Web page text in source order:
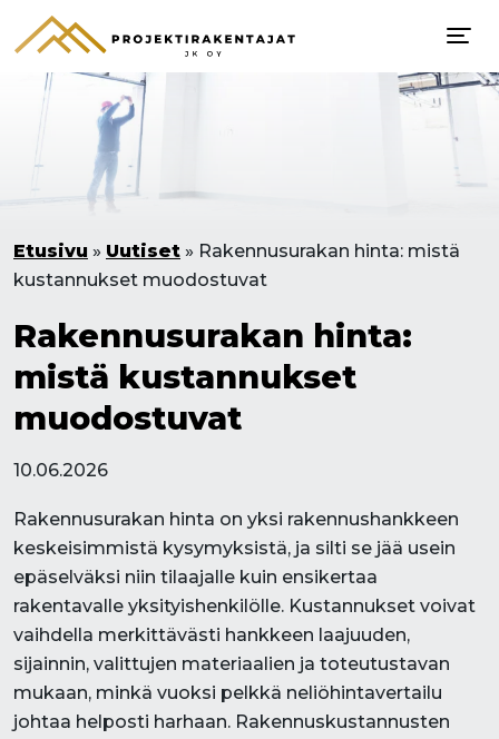
Etusivu » Uutiset » Rakennusurakan hinta: mistä
kustannukset muodostuvat
Rakennusurakan hinta:
mistä kustannukset
muodostuvat
10.06.2026
Rakennusurakan hinta on yksi rakennushankkeen
keskeisimmistä kysymyksistä, ja silti se jää usein
epäselväksi niin tilaajalle kuin ensikertaa
rakentavalle yksityishenkilölle. Kustannukset voivat
vaihdella merkittävästi hankkeen laajuuden,
sijainnin, valittujen materiaalien ja toteutustavan
mukaan, minkä vuoksi pelkkä neliöhintavertailu
johtaa helposti harhaan. Rakennuskustannusten